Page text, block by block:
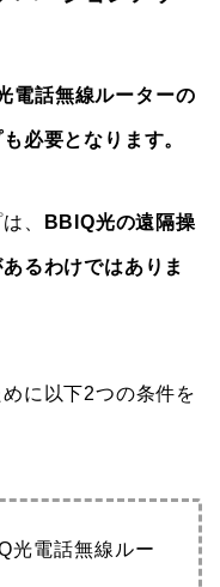
電話無線ルーターの
必要となります。
、 BBIQ光の遠隔操
るわけではありま
に以下2つの条件を
光電話無線ルー